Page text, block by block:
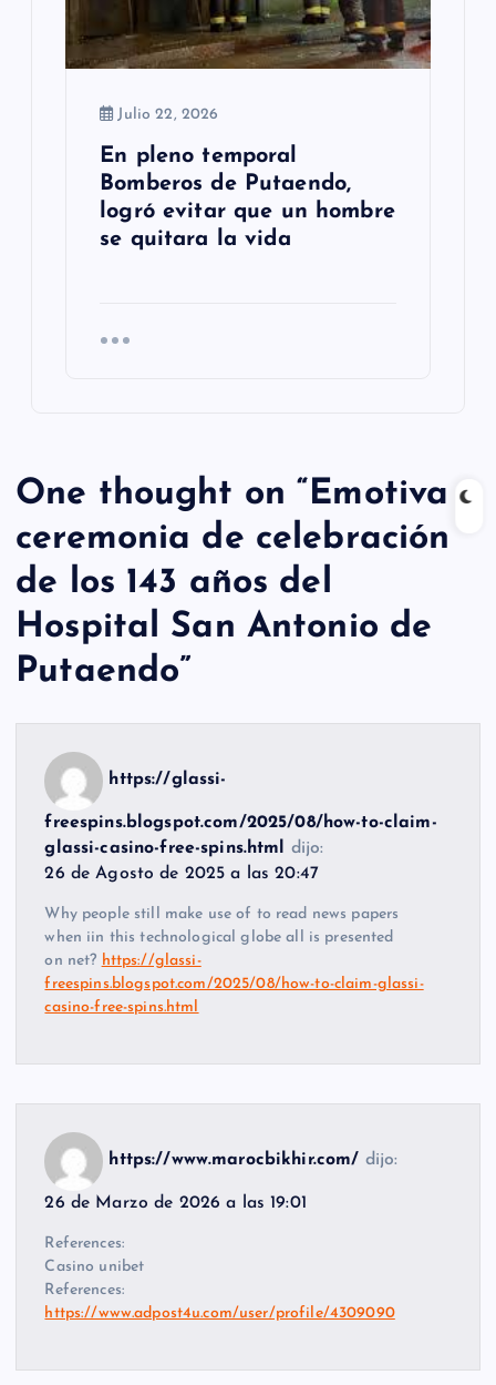
Julio 22, 2026
En pleno temporal
Bomberos de Putaendo,
logró evitar que un hombre
se quitara la vida
One thought on “Emotiva
ceremonia de celebración
de los 143 años del
Hospital San Antonio de
Putaendo”
https://glassi-
freespins.blogspot.com/2025/08/how-to-claim-
glassi-casino-free-spins.html
dijo:
26 de Agosto de 2025 a las 20:47
Why people still make use of to read news papers
when iin this technological globe all is presented
on net? https://glassi-
freespins.blogspot.com/2025/08/how-to-claim-glassi-
casino-free-spins.html
https://www.marocbikhir.com/ dijo:
26 de Marzo de 2026 a las 19:01
References:
Casino unibet
References:
https://www.adpost4u.com/user/profile/4309090